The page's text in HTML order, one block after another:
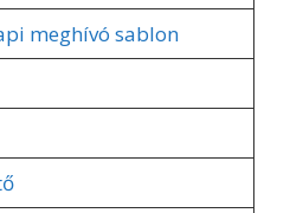
meghívó sablon